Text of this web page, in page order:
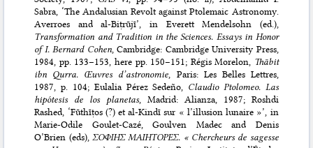
Sabra, ‘The Andalusian Revolt against Ptolemaic Astronomy.
Averroes and al-Biṭrūjī’, in Everett Mendelsohn (ed.),
Transformation and Tradition in the Sciences. Essays in Honor
of I. Bernard Cohen, Cambridge: Cambridge University Press,
1984, pp. 133–153 , here pp. 150–151; Régis Morelon, Thābit
ibn Qurra. Œuvres d’astronomie , Paris: Les Belles Lettres,
1987 , p. 104; Eulalia Pérez Sedeño, Claudio Ptolomeo. Las
hipótesis de los planetas, Madrid: Alianza, 1987; Roshdi
Rashed, ‘Fūthīṭos (?) et al-Kindī sur « l’illusion lunaire »’, in
Marie-Odile Goulet-Cazé, Goulven Madec and Denis
O’Brien (eds), ΣΟΦΙΗΣ ΜΑΙΗΤΟΡΕΣ. « Chercheurs de sagesse